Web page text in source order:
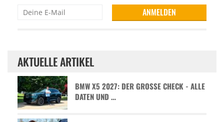
AKTUELLE ARTIKEL
BMW X5 2027: DER GROSSE CHECK - ALLE D
ATEN UND …